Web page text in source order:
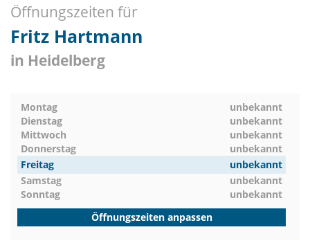
Öffnungszeiten für
Fritz Hartmann
in Heidelberg
Montag
unbekannt
Dienstag
unbekannt
Mittwoch
unbekannt
Donnerstag
unbekannt
Freitag
unbekannt
Samstag
unbekannt
Sonntag
unbekannt
Öffnungszeiten anpassen